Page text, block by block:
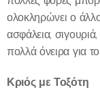
ολοκληρώνει ο
ασφάλεια,
πολλά όνειρα για
Κριός με Τοξότη